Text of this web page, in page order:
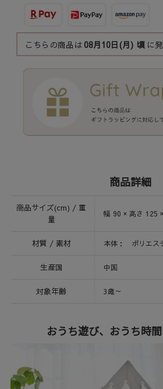
こちらの商品は08月10日(月) 頃 に
商品詳細
商品サイズ(cm) / 重
量
幅 90 × 高さ 125
材質 / 素材 本体： ポリエス
生産国 中国
対象年齢 3歳～
おうち遊び、おうち時